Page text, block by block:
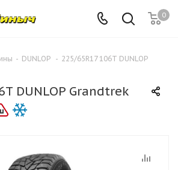
0
- DUNLOP - 225/65R17 106T DUNLOP
DUNLOP Grandtrek